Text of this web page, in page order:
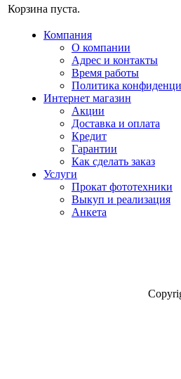
Корзина пуста.
Компания
О компании
Адрес и контакты
Время работы
Политика
Интернет магазин
Акции
Доставка и оплата
Кредит
Гарантии
Как сделать заказ
Услуги
Прокат фототехники
Выкуп и реализация
Анкета